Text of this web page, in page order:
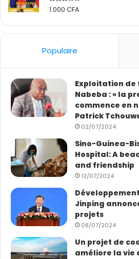
Rated
1.000 CFA
Populaire
Exploitation
Nabeba : « la
commence en
Patrick
02/07/2024
Sino-Guinea-
Hospital: A
and friendship
12/07/2024
Jinping
projets
08/07/2024
Un projet de
améliore la vie